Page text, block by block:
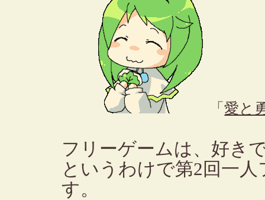
「愛と
フリーゲームは、好き
というわけで第2回一
す。